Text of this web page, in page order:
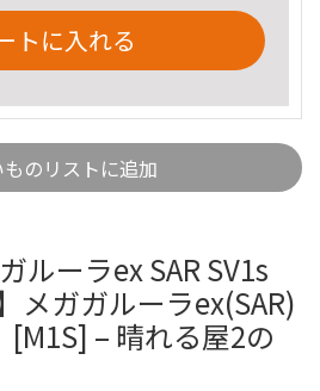
トに入れる
のリストに追加
ルーラex SAR SV1s
メガガルーラex(SAR)
– 晴れる屋2の